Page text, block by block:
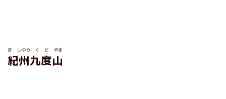
紀州九度山
き しゆう く ど やま